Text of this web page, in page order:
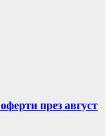
през август